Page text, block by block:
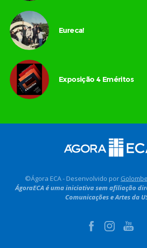
Eureca!
Exposição 4 Eméritos
©Ágora ECA - Desenvolvido por
ÁgoraECA é uma iniciativa sem afiliação
Comunicações e Artes da